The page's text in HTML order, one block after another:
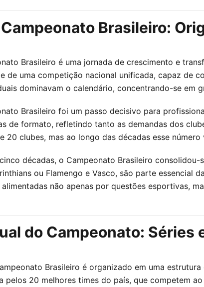
Brasileiro:
Brasileiro é uma jornada de crescimento e
de uma competição nacional unificada, capaz de
dominavam o calendário, concentrando-se em
Brasileiro foi um passo decisivo para
de formato, refletindo tanto as demandas dos
20 clubes, mas ao longo das décadas esse
décadas, o Campeonato Brasileiro
ou Flamengo e Vasco, são parte
alimentadas não apenas por questões esportivas,
do Campeonato: Séries
Brasileiro é organizado em uma
pelos 20 melhores times do país, que competem